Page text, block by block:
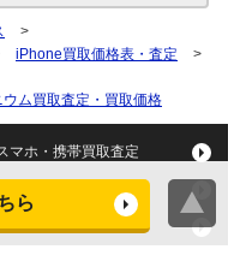
ら
>
iPhone買取価格表・査定
>
ム買取査定・買取価格
マホ・携帯買取査定
ジカメ買取査定